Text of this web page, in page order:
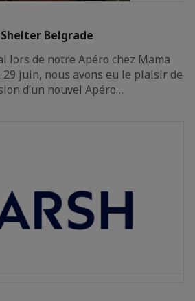
Belgrade
lors de notre Apéro chez Mama
juin, nous avons eu le plaisir de
d’un nouvel Apéro…